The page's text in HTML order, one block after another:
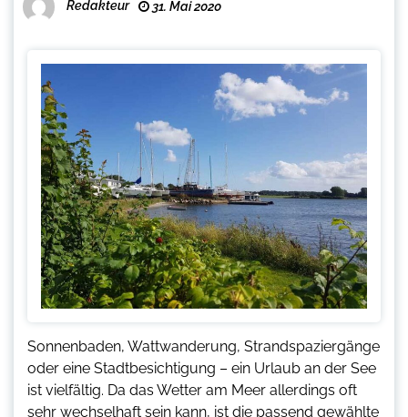
Redakteur 31. Mai 2020
Sonnenbaden, Wattwanderung, Strandspaziergänge
oder eine Stadtbesichtigung – ein Urlaub an der See
ist vielfältig. Da das Wetter am Meer allerdings oft
sehr wechselhaft sein kann, ist die passend gewählte